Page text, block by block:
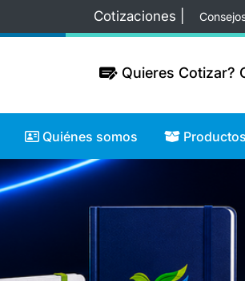
Cotizaciones |
Quieres Cotizar?
Quieres Cotizar?
Quiénes somos
Quiénes somos Productos